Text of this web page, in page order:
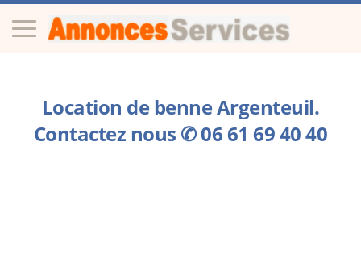
Location de benne Argenteuil.
Contactez nous ✆ 06 61 69 40 40